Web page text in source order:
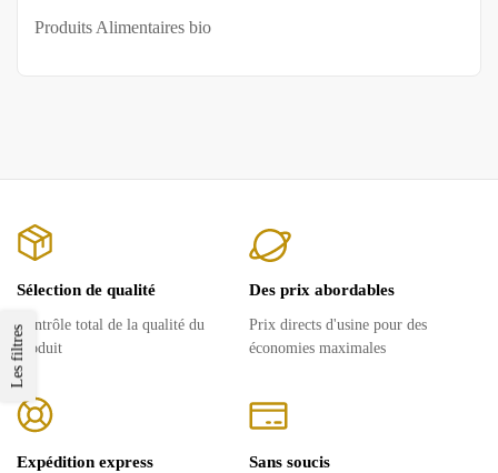
Produits Alimentaires bio
Les filtres
Sélection de qualité
Contrôle total de la qualité du
produit
Des prix abordables
Prix ​​directs d'usine pour des
économies maximales
Expédition express Sans soucis